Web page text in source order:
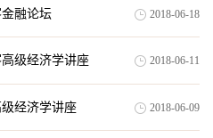
融论坛 2018-06-18
级经济学讲座 2018-06-11
经济学讲座 2018-06-09